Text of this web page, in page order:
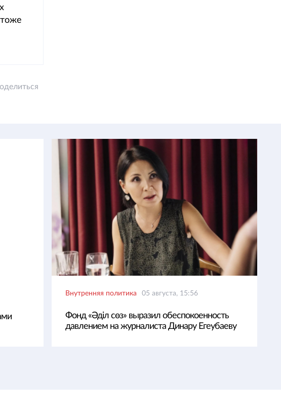
Внутренняя политика 05 августа, 15:56
Фонд «Әділ сөз» выразил обеспокоенность
давлением на журналиста Динару Егеубаеву